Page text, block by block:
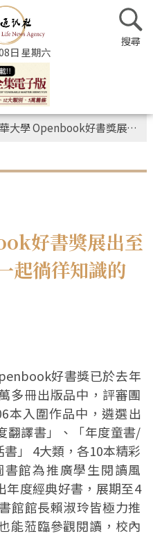
日 星期六
學 Openbook好書獎展出至4月12日 邀請你一起徜徉知識的海洋
好書獎展出至
起徜徉知識的
好書獎已於去年
多冊出版品中，評審團
本入圍作品中，遴選出
翻譯書」、「年度童書/
」 4大類，各10本精彩
館為推廣學生閱讀風
年度經典好書，展期至4
館館長賴淑玲皆極力推
能蒞臨參觀閱讀，校內